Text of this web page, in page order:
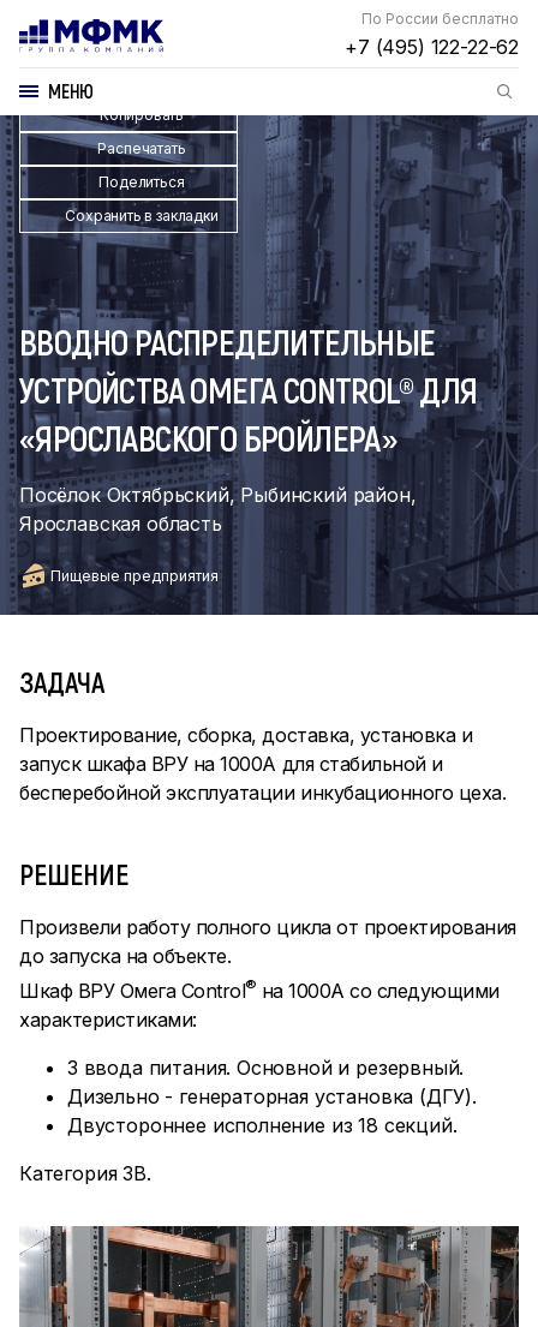
По России бесплатно
+7 (495) 122-22-62
МЕНЮ
Копировать
Распечатать
Поделиться
Сохранить в закладки
ВВОДНО РАСПРЕДЕЛИТЕЛЬНЫЕ
УСТРОЙСТВА ОМЕГА CONTROL® ДЛЯ
«ЯРОСЛАВСКОГО БРОЙЛЕРА»
Посёлок Октябрьский, Рыбинский район,
Ярославская область
Пищевые предприятия
ЗАДАЧА
Проектирование, сборка, доставка, установка и
запуск шкафа ВРУ на 1000А для стабильной и
бесперебойной эксплуатации инкубационного цеха.
РЕШЕНИЕ
Произвели работу полного цикла от проектирования
до запуска на объекте.
Шкаф ВРУ Омега Control® на 1000А со следующими
характеристиками:
3 ввода питания. Основной и резервный.
Дизельно - генераторная установка (ДГУ).
Двустороннее исполнение из 18 секций.
Категория 3B.